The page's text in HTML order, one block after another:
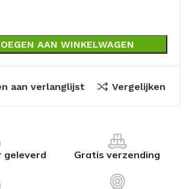
AAN WINKELWAGEN
aan verlanglijst Vergelijken
geleverd Gratis verzending